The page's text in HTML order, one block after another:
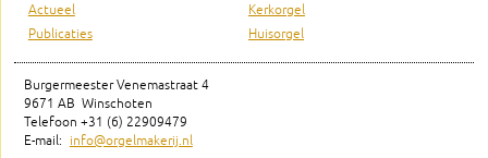
Actueel
Publicaties
Kerkorgel
Huisorgel
Burgermeester Venemastraat 4
9671 AB Winschoten
Telefoon +31 (6) 22909479
E-mail: info@orgelmakerij.nl